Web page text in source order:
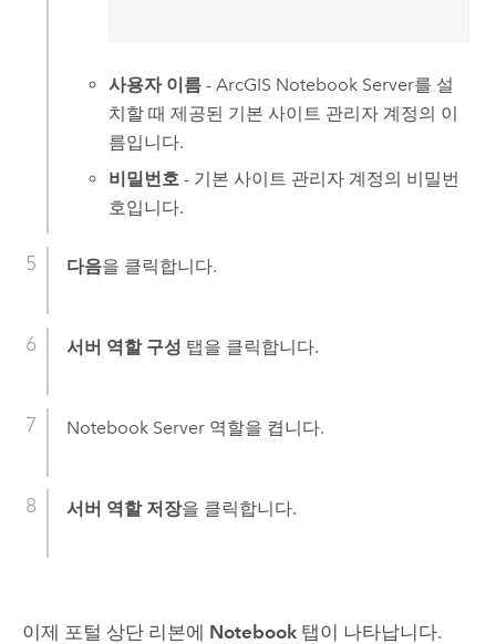
사용자 이름 -ArcGIS Notebook Server를 설
치할 때 제공된 기본 사이트 관리자 계정의 이
름입니다.
비밀번호 - 기본 사이트 관리자 계정의 비밀번
호입니다.
다음을 클릭합니다.
서버 역할 구성 탭을 클릭합니다.
Notebook Server역할을 켭니다.
서버 역할 저장을 클릭합니다.
이제 포털 상단 리본에 Notebook탭이 나타납니다.